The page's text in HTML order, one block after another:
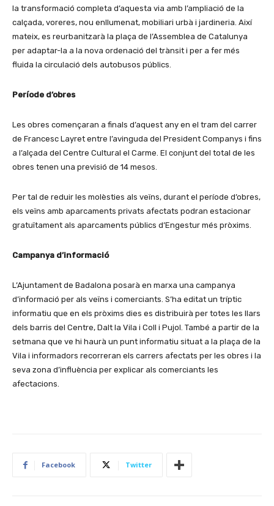
la transformació completa d’aquesta via amb l’ampliació de la
calçada, voreres, nou enllumenat, mobiliari urbà i jardineria. Així
mateix, es reurbanitzarà la plaça de l’Assemblea de Catalunya
per adaptar-la a la nova ordenació del trànsit i per a fer més
fluida la circulació dels autobusos públics.
Període d’obres
Les obres començaran a finals d’aquest any en el tram del carrer
de Francesc Layret entre l’avinguda del President Companys i fins
a l’alçada del Centre Cultural el Carme. El conjunt del total de les
obres tenen una previsió de 14 mesos.
Per tal de reduir les molèsties als veïns, durant el període d’obres,
els veïns amb aparcaments privats afectats podran estacionar
gratuïtament als aparcaments públics d’Engestur més pròxims.
Campanya d’informació
L’Ajuntament de Badalona posarà en marxa una campanya
d’informació per als veïns i comerciants. S’ha editat un tríptic
informatiu que en els pròxims dies es distribuirà per totes les llars
dels barris del Centre, Dalt la Vila i Coll i Pujol. També a partir de la
setmana que ve hi haurà un punt informatiu situat a la plaça de la
Vila i informadors recorreran els carrers afectats per les obres i la
seva zona d’influència per explicar als comerciants les
afectacions.
Facebook Twitter